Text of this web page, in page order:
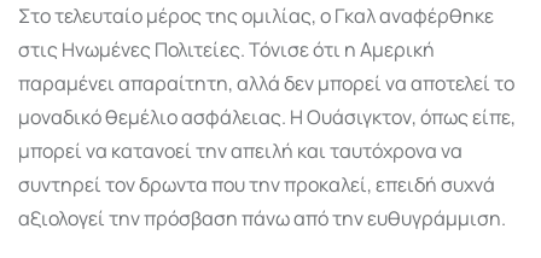
Στο τελευταίο μέρος της ομιλίας, ο Γκαλ αναφέρθηκε
στις Ηνωμένες Πολιτείες. Τόνισε ότι η Αμερική
παραμένει απαραίτητη, αλλά δεν μπορεί να αποτελεί το
μοναδικό θεμέλιο ασφάλειας. Η Ουάσιγκτον, όπως είπε,
μπορεί να κατανοεί την απειλή και ταυτόχρονα να
συντηρεί τον δρωντα που την προκαλεί, επειδή συχνά
αξιολογεί την πρόσβαση πάνω από την ευθυγράμμιση.